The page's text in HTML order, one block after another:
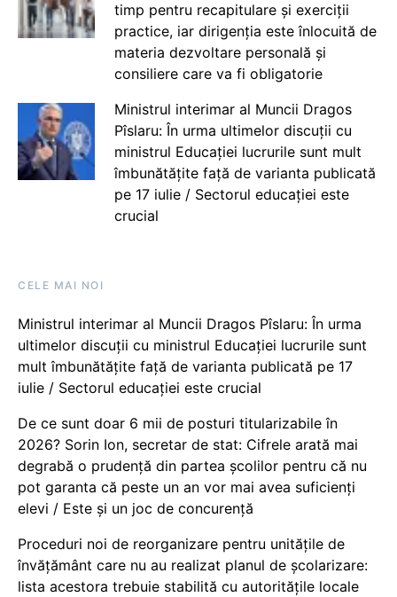
timp pentru recapitulare și exerciții
practice, iar dirigenția este înlocuită de
materia dezvoltare personală și
consiliere care va fi obligatorie
Ministrul interimar al Muncii Dragos
Pîslaru: În urma ultimelor discuții cu
ministrul Educației lucrurile sunt mult
îmbunătățite față de varianta publicată
pe 17 iulie / Sectorul educației este
crucial
CELE MAI NOI
Ministrul interimar al Muncii Dragos Pîslaru: În urma
ultimelor discuții cu ministrul Educației lucrurile sunt
mult îmbunătățite față de varianta publicată pe 17
iulie / Sectorul educației este crucial
De ce sunt doar 6 mii de posturi titularizabile în
2026? Sorin Ion, secretar de stat: Cifrele arată mai
degrabă o prudență din partea școlilor pentru că nu
pot garanta că peste un an vor mai avea suficienți
elevi / Este și un joc de concurență
Proceduri noi de reorganizare pentru unitățile de
învățământ care nu au realizat planul de școlarizare:
lista acestora trebuie stabilită cu autoritățile locale